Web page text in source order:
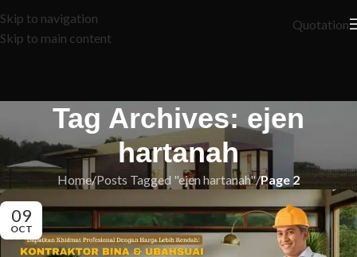
Skip to navigation
Skip to main content
Quotation
Tag Archives: ejen
hartanah
Home/Posts Tagged "ejen hartanah"/Page 2
09
OCT